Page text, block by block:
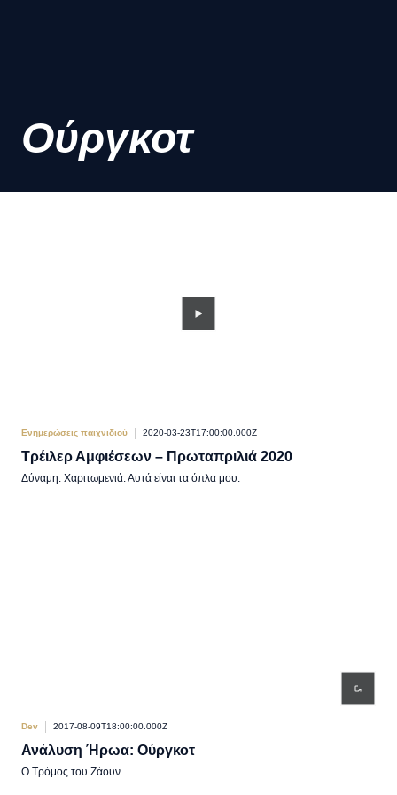
Ούργκοτ
Ενημερώσεις παιχνιδιού 2020-03-23T17:00:00.000Z
Τρέιλερ Αμφιέσεων – Πρωταπριλιά 2020
Δύναμη. Χαριτωμενιά. Αυτά είναι τα όπλα μου.
Dev 2017-08-09T18:00:00.000Z
Ανάλυση Ήρωα: Ούργκοτ
Ο Τρόμος του Ζάουν